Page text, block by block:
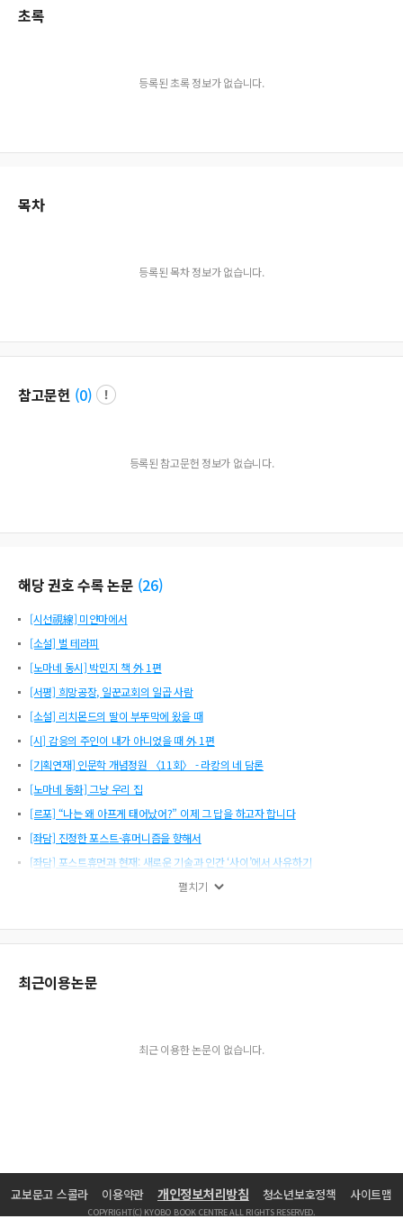
초록
등록된 초록 정보가 없습니다.
목차
등록된 목차 정보가 없습니다.
참고문헌 (0)
등록된 참고문헌 정보가 없습니다.
해당 권호 수록 논문 (26)
[시선視線] 미얀마에서
[소설] 벌 테라피
[노마네 동시] 박민지 책 外 1편
[서평] 희망공장, 일꾼교회의 일곱 사람
[소설] 리치몬드의 딸이 부뚜막에 왔을 때
[시] 감응의 주인이 내가 아니었을 때 外 1편
[기획연재] 인문학 개념정원 〈11회〉 - 라캉의 네 담론
[노마네 동화] 그냥 우리 집
[르포] “나는 왜 아프게 태어났어?” 이제 그 답을 하고자 합니다
[좌담] 진정한 포스트-휴머니즘을 향해서
[좌담] 포스트휴먼과 현재: 새로운 기술과 인간 ‘사이’에서 사유하기
[노마네 동시] 장래희망 VS 장래희망 外 1편
작가들 2021년 가을호(통권 78호) 목차
[시] 브레이크타임 外 1편
[좌담]인간 이후의 인간: 포스트휴먼의 시학은 언제 시작되는가?
펼치기
최근이용논문
최근 이용한 논문이 없습니다.
교보문고 스콜라 이용약관 개인정보처리방침 청소년보호정책 사이트맵
COPYRIGHT(C) KYOBO BOOK CENTRE ALL RIGHTS RESERVED.